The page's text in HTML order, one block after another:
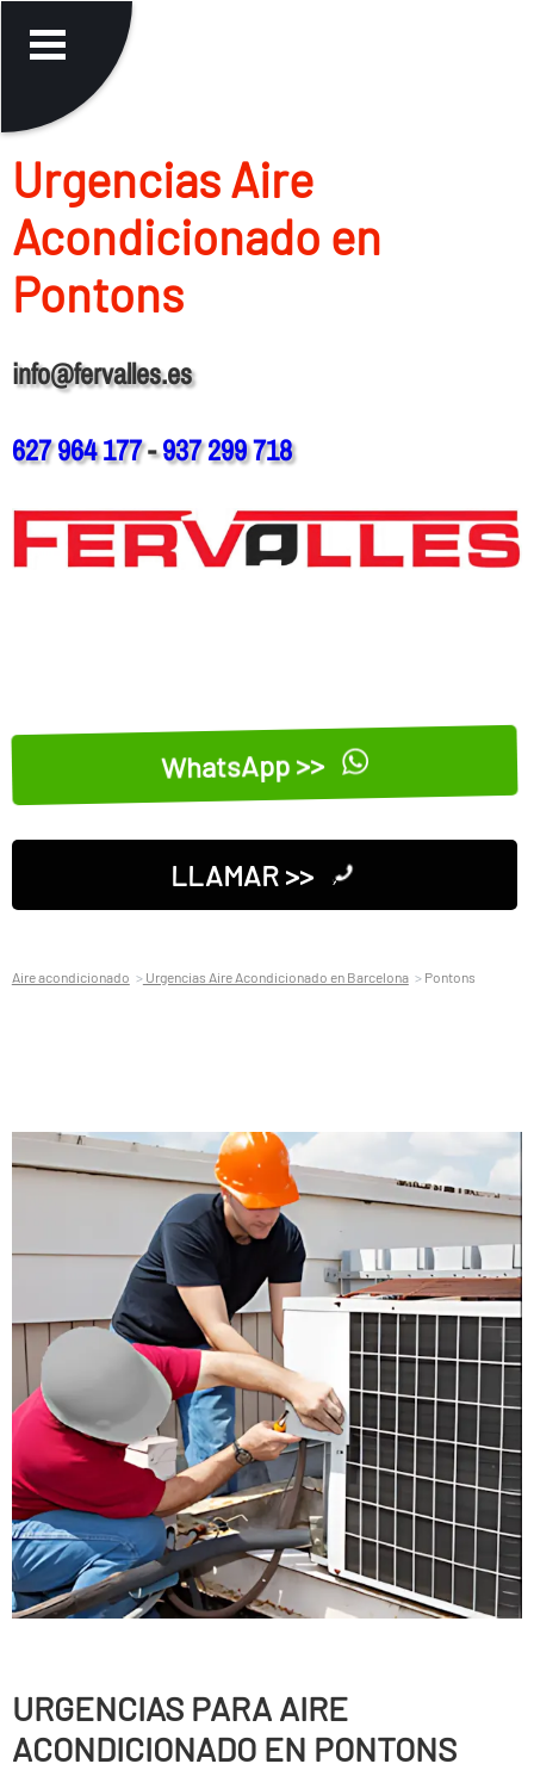
Urgencias Aire
Acondicionado en
Pontons
info@fervalles.es
627 964 177-937 299 718
WhatsApp >>
LLAMAR >>
Aire acondicionado Urgencias Aire Acondicionado en Barcelona Pontons
URGENCIAS PARA AIRE
ACONDICIONADO EN PONTONS